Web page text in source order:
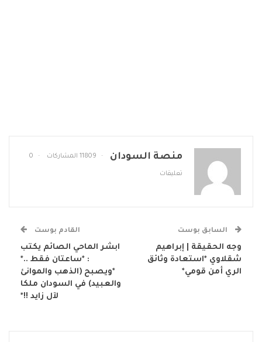
منصة السودان 11809 المشاركات 0
تعليقات
السابق بوست
وجه الحقيقة | إبراهيم
شقلاوي *استعادة وثائق
الري أمن قومي*
القادم بوست
ابشر الماحي الصائم يكتب
: *ساعتان فقط ..*
*ويصبح (الذهب والموانئ
والعبيد) في السودان ملكا
لآل زايد !!*